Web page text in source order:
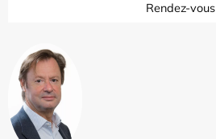
Rendez-vous